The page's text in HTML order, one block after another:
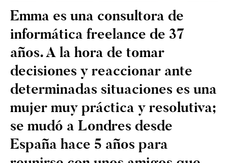
Emma es una consultora de
informática freelance de 37
años. A la hora de tomar
decisiones y reaccionar ante
determinadas situaciones es una
mujer muy práctica y resolutiva;
se mudó a Londres desde
España hace 5 años para